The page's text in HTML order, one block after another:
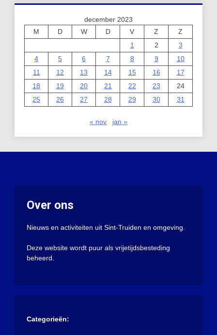
december 2023
M
D W D V Z
Z
1
2
3
4
5 6 7 8 9
10
11
12 13 14 15 16
17
18
19 20 21 22 23
24
25
26 27 28 29 30 31
« nov jan »
Over ons
Nieuws en activiteiten uit Sint-Truiden en omgeving.
Deze website wordt puur als vrijetijdsbesteding
beheerd.
Categorieën: